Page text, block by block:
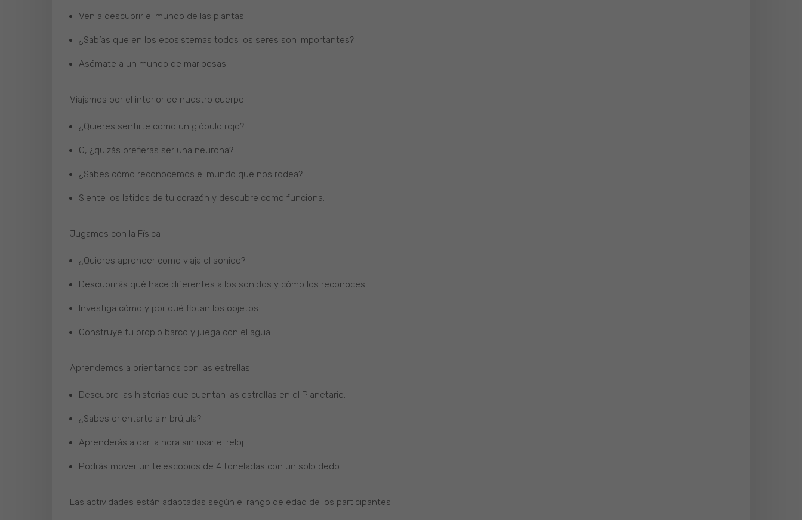
Ven a descubrir el mundo de las plantas.
¿Sabías que en los ecosistemas todos los seres son importantes?
Asómate a un mundo de mariposas.
Viajamos por el interior de nuestro cuerpo
¿Quieres sentirte como un glóbulo rojo?
O, ¿quizás prefieras ser una neurona?
¿Sabes cómo reconocemos el mundo que nos rodea?
Siente los latidos de tu corazón y descubre como funciona.
Jugamos con la Física
¿Quieres aprender como viaja el sonido?
Descubrirás qué hace diferentes a los sonidos y cómo los reconoces.
Investiga cómo y por qué flotan los objetos.
Construye tu propio barco y juega con el agua.
Aprendemos a orientarnos con las estrellas
Descubre las historias que cuentan las estrellas en el Planetario.
¿Sabes orientarte sin brújula?
Aprenderás a dar la hora sin usar el reloj.
Podrás mover un telescopios de 4 toneladas con un solo dedo.
Las actividades están adaptadas según el rango de edad de los participantes